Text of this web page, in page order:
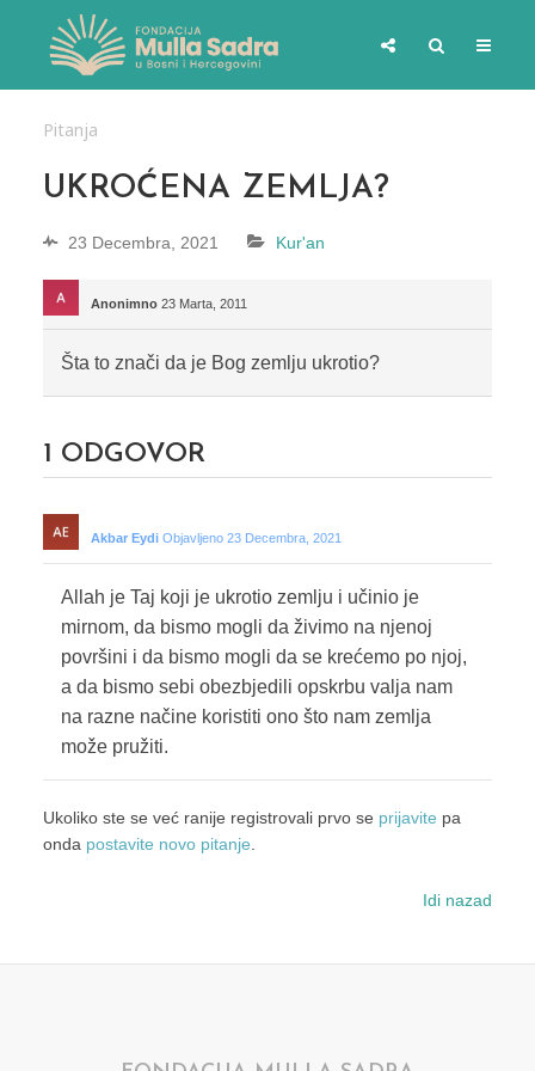
Pitanja
UKROĆENA ZEMLJA?
23 Decembra, 2021 Kur'an
Anonimno 23 Marta, 2011
Šta to znači da je Bog zemlju ukrotio?
1 ODGOVOR
Akbar Eydi Objavljeno 23 Decembra, 2021
Allah je Taj koji je ukrotio zemlju i učinio je
mirnom, da bismo mogli da živimo na njenoj
površini i da bismo mogli da se krećemo po njoj,
a da bismo sebi obezbjedili opskrbu valja nam
na razne načine koristiti ono što nam zemlja
može pružiti.
Ukoliko ste se već ranije registrovali prvo se prijavite pa
onda postavite novo pitanje.
Idi nazad